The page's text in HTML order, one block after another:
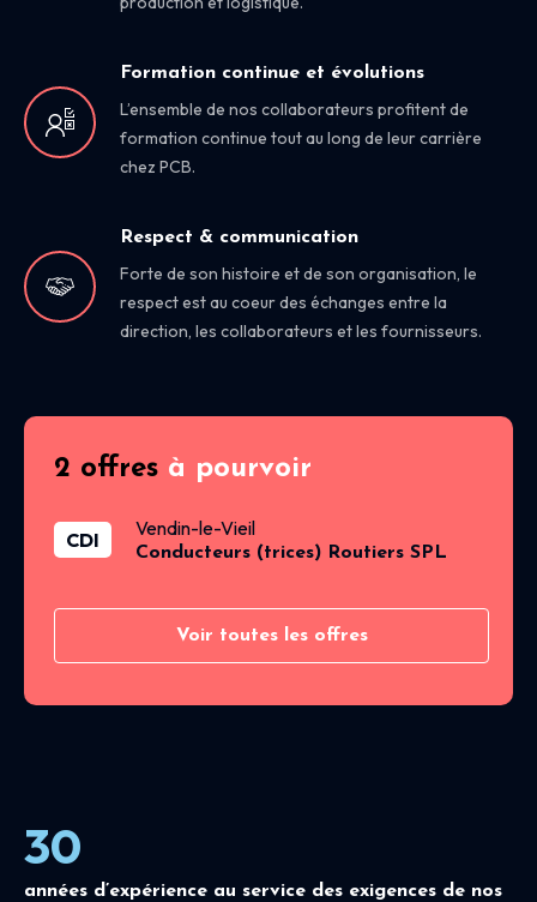
Formation continue et évolutions
L’ensemble de nos collaborateurs profitent de
formation continue tout au long de leur carrière
chez PCB.
Respect & communication
Forte de son histoire et de son organisation, le
respect est au coeur des échanges entre la
direction, les collaborateurs et les fournisseurs.
2 offres à pourvoir
CDI Vendin-le-Vieil
Conducteurs (trices) Routiers SPL
Voir toutes les offres
30
années d’expérience au service des exigences de nos